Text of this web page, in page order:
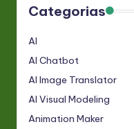
Categorias
AI
AI Chatbot
AI Image Translator
AI Visual Modeling
Animation Maker